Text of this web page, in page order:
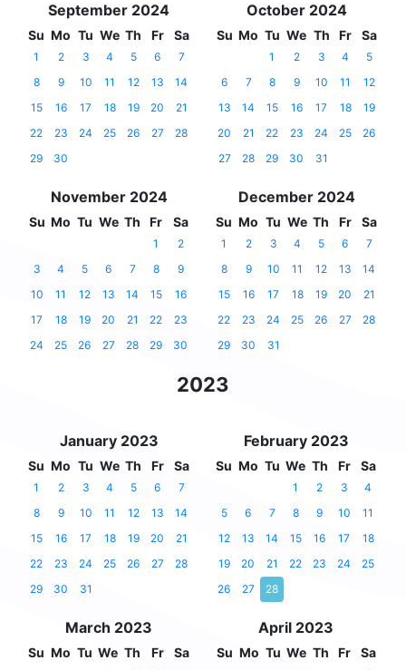
September 2024
Su Mo Tu We Th Fr Sa
1 2 3 4 5 6
7
8
9 10 11 12 13
14
15
16 17 18 19 20
21
22
23 24 25 26 27
28
29
30
October 2024
Su Mo Tu We Th Fr Sa
1 2 3 4
5
6
7 8 9 10 11
12
13
14 15 16 17 18
19
20
21 22 23 24 25
26
27
28 29 30 31
November 2024
Su Mo Tu We Th Fr Sa
1
2
3
4 5 6 7 8
9
10
11 12 13 14 15
16
17
18 19 20 21 22
23
24
25 26 27 28 29 30
December 2024
Su Mo Tu We Th Fr Sa
1 2 3 4 5 6
7
8
9 10 11 12 13
14
15
16 17 18 19 20
21
22
23 24 25 26 27
28
29
30 31
2023
January 2023
Su Mo Tu We Th Fr Sa
1 2 3 4 5 6
7
8
9 10 11 12 13
14
15
16 17 18 19 20
21
22
23 24 25 26 27
28
29
30 31
February 2023
Su Mo Tu We Th Fr Sa
1 2 3
4
5
6 7 8 9 10
11
12
13 14 15 16 17
18
19
20 21 22 23 24
25
26
27 28
March 2023
Su Mo Tu We Th Fr Sa
April 2023
Su Mo Tu We Th Fr Sa